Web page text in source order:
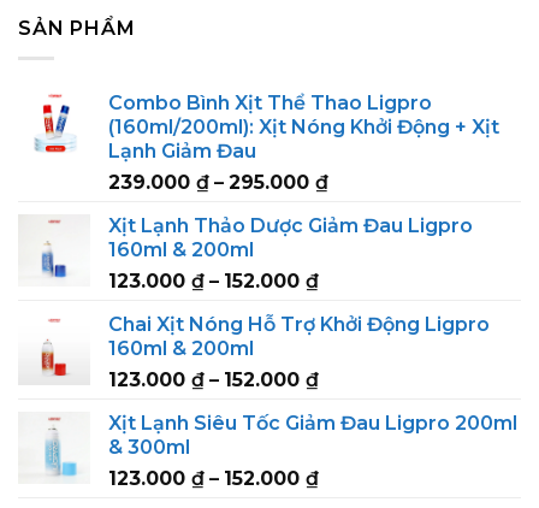
SẢN PHẨM
Combo Bình Xịt Thể Thao Ligpro
(160ml/200ml): Xịt Nóng Khởi Động + Xịt
Lạnh Giảm Đau
239.000 ₫ – 295.000 ₫Price
239.000 ₫
Xịt Lạnh Thảo Dược Giảm Đau Ligpro
160ml & 200ml
123.000 ₫ – 152.000 ₫Price
123.000 ₫
152.000 ₫
Chai Xịt Nóng Hỗ Trợ Khởi Động Ligpro
160ml & 200ml
123.000 ₫ – 152.000 ₫Price
123.000 ₫
152.000 ₫
Xịt Lạnh Siêu Tốc Giảm Đau Ligpro 200ml
& 300ml
123.000 ₫ – 152.000 ₫Price